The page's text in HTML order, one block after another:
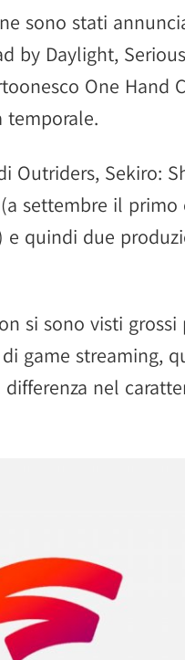
sono stati
by Daylight,
One Hand
temporale.
Outriders, Sekiro:
settembre il primo
quindi due
si sono visti grossi
game streaming,
nel